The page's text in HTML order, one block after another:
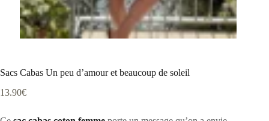
Sacs Cabas Un peu d’amour et beaucoup de soleil
13.90€